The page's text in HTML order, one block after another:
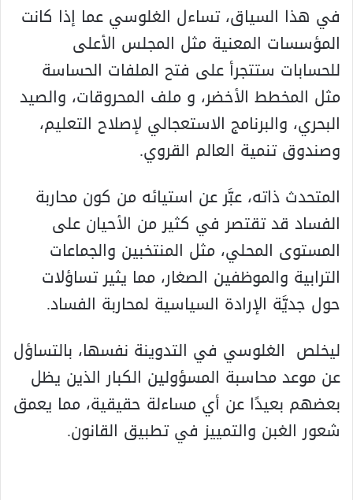
في هذا السياق، تساءل الغلوسي عما إذا كانت
المؤسسات المعنية مثل المجلس الأعلى
للحسابات ستتجرأ على فتح الملفات الحساسة
مثل المخطط الأخضر، و ملف المحروقات، والصيد
البحري، والبرنامج الاستعجالي لإصلاح التعليم،
وصندوق تنمية العالم القروي.
المتحدث ذاته، عبَّر عن استيائه من كون محاربة
الفساد قد تقتصر في كثير من الأحيان على
المستوى المحلي، مثل المنتخبين والجماعات
الترابية والموظفين الصغار، مما يثير تساؤلات
حول جديَّة الإرادة السياسية لمحاربة الفساد.
ليخلص الغلوسي في التدوينة نفسها، بالتساؤل
عن موعد محاسبة المسؤولين الكبار الذين يظل
بعضهم بعيدًا عن أي مساءلة حقيقية، مما يعمق
شعور الغبن والتمييز في تطبيق القانون.